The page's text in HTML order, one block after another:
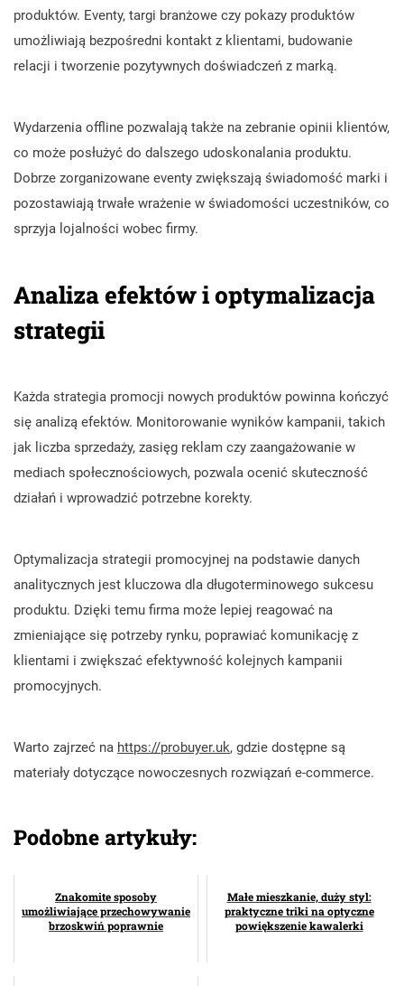
produktów. Eventy, targi branżowe czy pokazy produktów
umożliwiają bezpośredni kontakt z klientami, budowanie
relacji i tworzenie pozytywnych doświadczeń z marką.
Wydarzenia offline pozwalają także na zebranie opinii klientów,
co może posłużyć do dalszego udoskonalania produktu.
Dobrze zorganizowane eventy zwiększają świadomość marki i
pozostawiają trwałe wrażenie w świadomości uczestników, co
sprzyja lojalności wobec firmy.
Analiza efektów i optymalizacja
strategii
Każda strategia promocji nowych produktów powinna kończyć
się analizą efektów. Monitorowanie wyników kampanii, takich
jak liczba sprzedaży, zasięg reklam czy zaangażowanie w
mediach społecznościowych, pozwala ocenić skuteczność
działań i wprowadzić potrzebne korekty.
Optymalizacja strategii promocyjnej na podstawie danych
analitycznych jest kluczowa dla długoterminowego sukcesu
produktu. Dzięki temu firma może lepiej reagować na
zmieniające się potrzeby rynku, poprawiać komunikację z
klientami i zwiększać efektywność kolejnych kampanii
promocyjnych.
Warto zajrzeć na https://probuyer.uk, gdzie dostępne są
materiały dotyczące nowoczesnych rozwiązań e-commerce.
Podobne artykuły:
Znakomite sposoby
umożliwiające przechowywanie
brzoskwiń poprawnie
Małe mieszkanie, duży styl:
praktyczne triki na optyczne
powiększenie kawalerki